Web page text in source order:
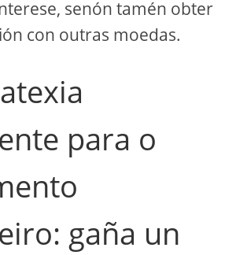
senón tamén obter
con outras moedas.
para o
gaña un